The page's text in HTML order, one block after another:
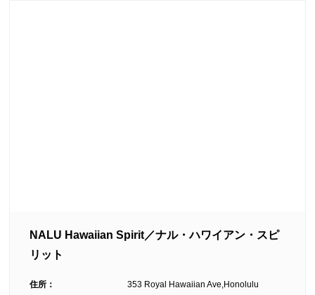
NALU Hawaiian Spirit／ナル・ハワイアン・スピ
リット
住所： 353 Royal Hawaiian Ave,Honolulu